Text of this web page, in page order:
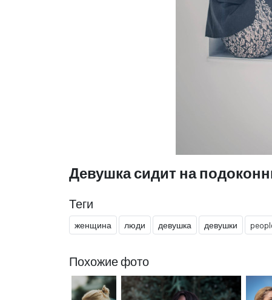
Девушка сидит на
Теги
женщина люди девушка девушки
Похожие фото